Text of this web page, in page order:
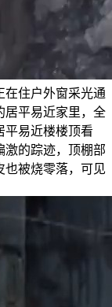
在住户外窗采光通
居平易近家里，全
平易近楼楼顶看
激的踪迹，顶棚部
也被烧零落，可见